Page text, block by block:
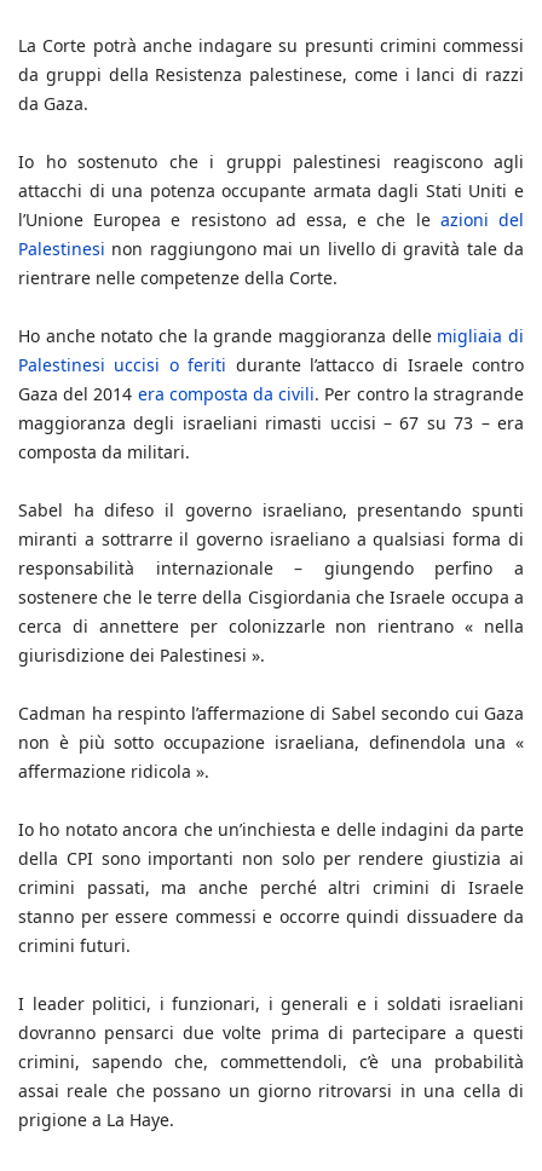
La Corte potrà anche indagare su presunti crimini commessi
da gruppi della Resistenza palestinese, come i lanci di razzi
da Gaza.
Io ho sostenuto che i gruppi palestinesi reagiscono agli
attacchi di una potenza occupante armata dagli Stati Uniti e
l’Unione Europea e resistono ad essa, e che le azioni del
Palestinesi non raggiungono mai un livello di gravità tale da
rientrare nelle competenze della Corte.
Ho anche notato che la grande maggioranza delle migliaia di
Palestinesi uccisi o feriti durante l’attacco di Israele contro
Gaza del 2014 era composta da civili. Per contro la stragrande
maggioranza degli israeliani rimasti uccisi – 67 su 73 – era
composta da militari.
Sabel ha difeso il governo israeliano, presentando spunti
miranti a sottrarre il governo israeliano a qualsiasi forma di
responsabilità internazionale – giungendo perfino a
sostenere che le terre della Cisgiordania che Israele occupa a
cerca di annettere per colonizzarle non rientrano « nella
giurisdizione dei Palestinesi ».
Cadman ha respinto l’affermazione di Sabel secondo cui Gaza
non è più sotto occupazione israeliana, definendola una «
affermazione ridicola ».
Io ho notato ancora che un’inchiesta e delle indagini da parte
della CPI sono importanti non solo per rendere giustizia ai
crimini passati, ma anche perché altri crimini di Israele
stanno per essere commessi e occorre quindi dissuadere da
crimini futuri.
I leader politici, i funzionari, i generali e i soldati israeliani
dovranno pensarci due volte prima di partecipare a questi
crimini, sapendo che, commettendoli, c’è una probabilità
assai reale che possano un giorno ritrovarsi in una cella di
prigione a La Haye.